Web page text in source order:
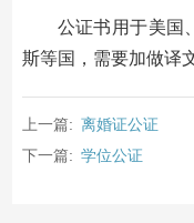
公证书用于美国
斯等国，需要加做译
上一篇: 离婚证公证
下一篇: 学位公证